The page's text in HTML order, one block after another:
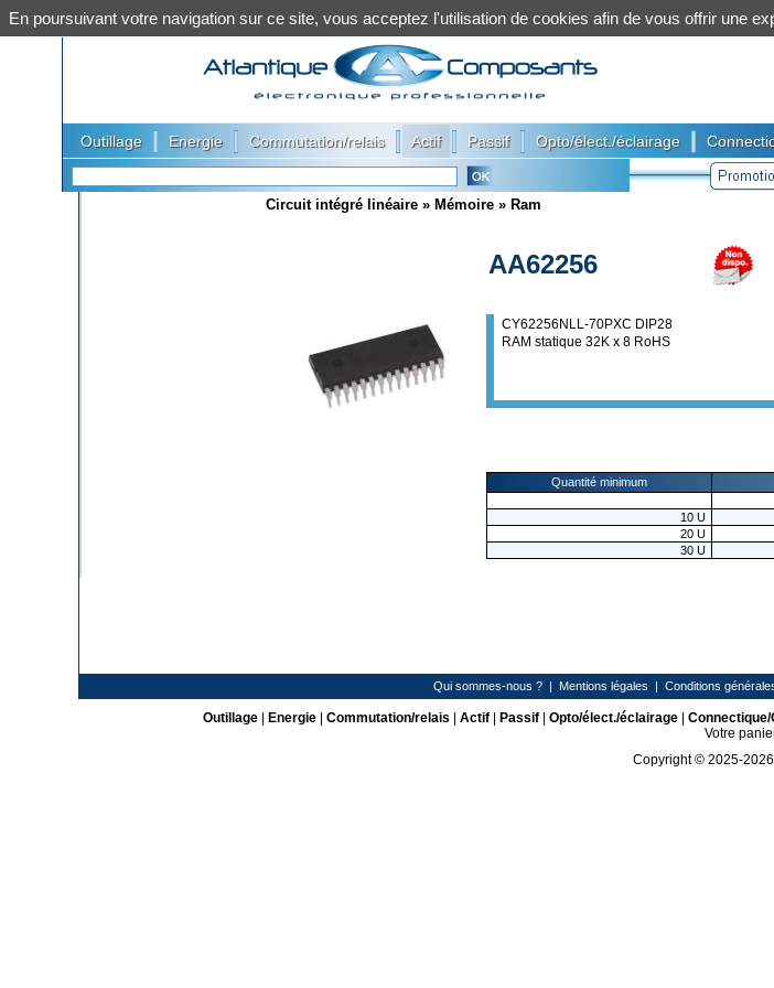
Outillage Energie Commutation/relais Actif Passif Opto/élect./éclairage
Circuit intégré linéaire » Mémoire » Ram
AA62256
CY62256NLL-70PXC DIP28
RAM statique 32K x 8 RoHS
Quantité minimum
10 U
20 U
30 U
Qui sommes-nous ? | Mentions légales | Conditions
Outillage| Energie| Commutation/relais Actif| Passif| Opto/élect./éclairage| Connectique/
Votre
Copyright © 2025-2026
En poursuivant votre navigation sur ce site, vous acceptez l'utilisation de cookies afin de vous offrir une